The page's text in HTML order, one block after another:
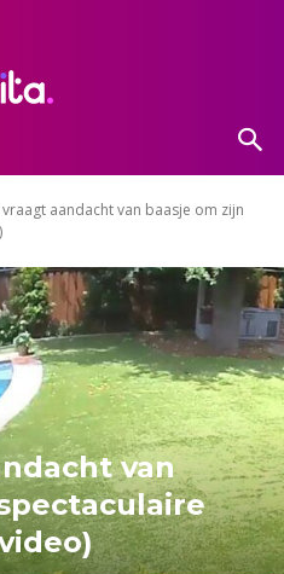
aandacht van baasje om zijn
van